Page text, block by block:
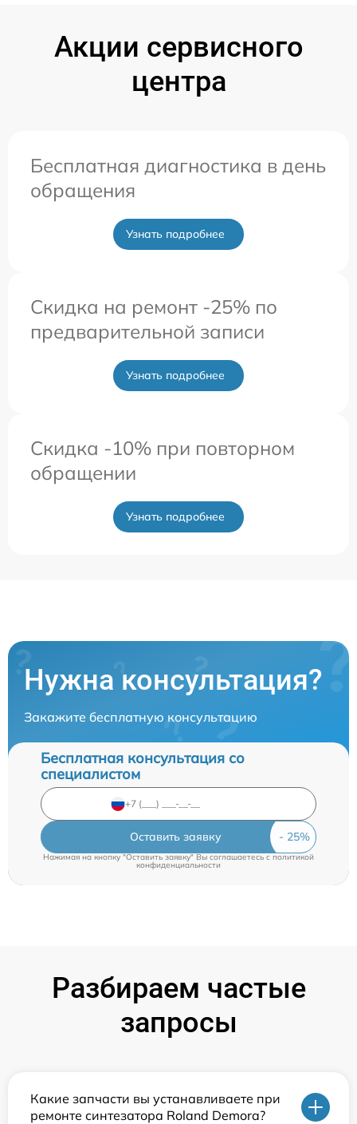
Акции сервисного
центра
Бесплатная диагностика в день
обращения
Узнать подробнее
Скидка на ремонт -25% по
предварительной записи
Узнать подробнее
Скидка -10% при повторном
обращении
Узнать подробнее
Нужна консультация?
Закажите бесплатную консультацию
Бесплатная консультация со
специалистом
Оставить заявку
Нажимая на кнопку "Оставить заявку" Вы соглашаетесь cполитикой
конфиденциальности
Разбираем частые
запросы
Какие запчасти вы устанавливаете при
ремонте синтезатора Roland Demora?